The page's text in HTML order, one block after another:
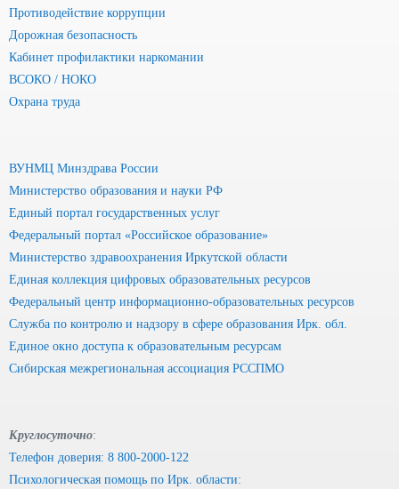
Противодействие коррупции
Дорожная безопасность
Кабинет профилактики наркомании
ВСОКО / НОКО
Охрана труда
ВУНМЦ Минздрава России
Министерство образования и науки РФ
Единый портал государственных услуг
Федеральный портал «Российское образование»
Министерство здравоохранения Иркутской области
Единая коллекция цифровых образовательных ресурсов
Федеральный центр информационно-образовательных ресурсов
Служба по контролю и надзору в сфере образования Ирк. обл.
Единое окно доступа к образовательным ресурсам
Сибирская межрегиональная ассоциация РССПМО
Круглосуточно:
Телефон доверия: 8 800-2000-122
Психологическая помощь по Ирк. области: